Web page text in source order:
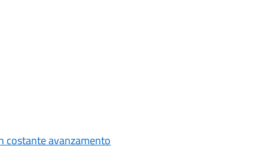
costante avanzamento